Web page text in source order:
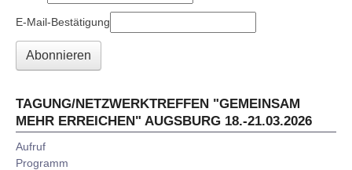
E-Mail-Bestätigung
Abonnieren
TAGUNG/NETZWERKTREFFEN "GEMEINSAM
MEHR ERREICHEN" AUGSBURG 18.-21.03.2026
Aufruf
Programm